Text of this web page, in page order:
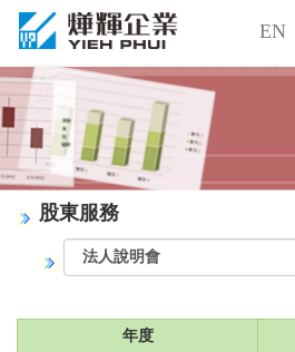
EN
股東服務
年度